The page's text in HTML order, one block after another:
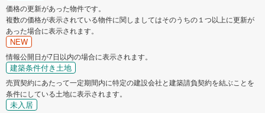
価格の更新があった物件です。
複数の価格が表示されている物件に関しましてはそのうちの１つ以上に更新が
あった場合に表示されます。
NEW
情報公開日が7日以内の場合に表示されます。
建築条件付き土地
売買契約にあたって一定期間内に特定の建設会社と建築請負契約を結ぶことを
条件にしている土地に表示されます。
未入居